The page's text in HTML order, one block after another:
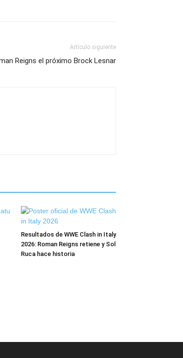
Artículo siguiente
Reigns el próximo Brock Lesnar
Resultados de WWE Clash in Italy
2026: Roman Reigns retiene y Sol
Ruca hace historia